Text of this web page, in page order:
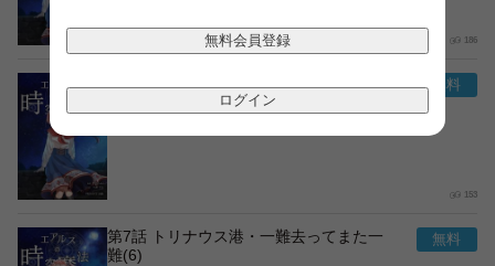
無料会員登録
ログイン
186
153
第7話 トリナウス港・一難去ってまた一
難(6)